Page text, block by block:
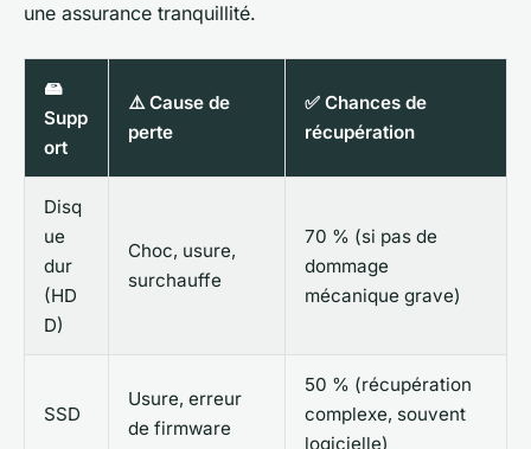
une assurance tranquillité.
🖴
Supp
ort
⚠️ Cause de
perte
✅ Chances de
récupération
Disq
ue
dur
(HD
D)
Choc, usure,
surchauffe
70 % (si pas de
dommage
mécanique grave)
SSD
Usure, erreur
de firmware
50 % (récupération
complexe, souvent
logicielle)